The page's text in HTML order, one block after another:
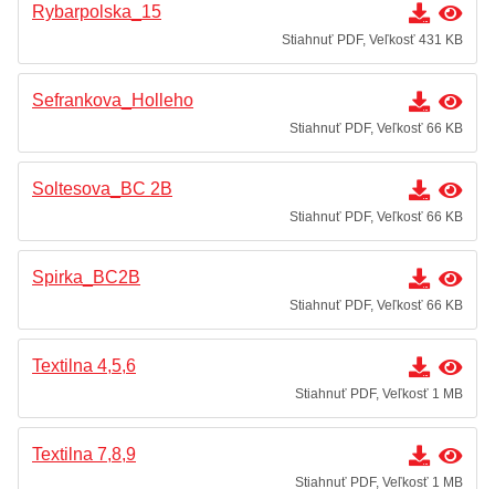
Rybarpolska_15
Stiahnuť PDF, Veľkosť 431 KB
Sefrankova_Holleho
Stiahnuť PDF, Veľkosť 66 KB
Soltesova_BC 2B
Stiahnuť PDF, Veľkosť 66 KB
Spirka_BC2B
Stiahnuť PDF, Veľkosť 66 KB
Textilna 4,5,6
Stiahnuť PDF, Veľkosť 1 MB
Textilna 7,8,9
Stiahnuť PDF, Veľkosť 1 MB